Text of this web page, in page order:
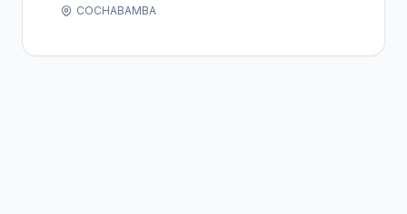
COCHABAMBA